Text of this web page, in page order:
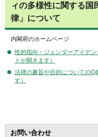
ィの多様性に関する国
律」について
内閣府のホームページ
性的指向・ジェンダーアイデ
トが開きます）
法律の趣旨や目的についての
す）
お問い合わせ